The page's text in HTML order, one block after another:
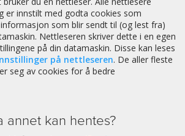
er innstilt med godta cookies som
som blir sendt til (og lest fra)
Nettleseren skriver dette i en egen
på din datamaskin. Disse kan leses
på nettleseren. De aller fleste
seg av cookies for å bedre
annet kan hentes?